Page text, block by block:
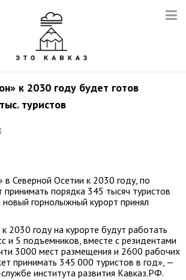
к 2030 году будет готов
туристов
Северной Осетии к 2030 году, по
порядка 345 тысяч туристов
новый горнолыжный курорт принял
2030 году на курорте будут работать
и 5 подъемников, вместе с резидентами
3000 мест размещения и 2600 рабочих
принимать 345 000 туристов в год», —
института развития Кавказ.РФ.